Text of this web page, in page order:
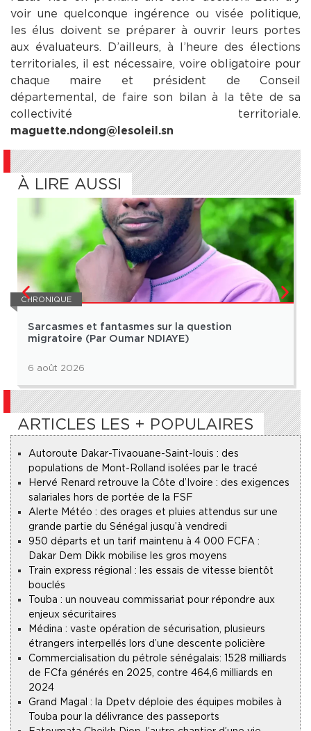
voir une quelconque ingérence ou visée politique,
les élus doivent se préparer à ouvrir leurs portes
aux évaluateurs. D’ailleurs, à l’heure des élections
territoriales, il est nécessaire, voire obligatoire pour
chaque maire et président de Conseil
départemental, de faire son bilan à la tête de sa
collectivité territoriale.
maguette.ndong@lesoleil.sn
À LIRE AUSSI
CHRONIQUE
Sarcasmes et fantasmes sur la question
migratoire (Par Oumar NDIAYE)
6 août 2026
ARTICLES LES + POPULAIRES
Autoroute Dakar-Tivaouane-Saint-louis : des
populations de Mont-Rolland isolées par le tracé
Hervé Renard retrouve la Côte d’Ivoire : des exigences
salariales hors de portée de la FSF
Alerte Météo : des orages et pluies attendus sur une
grande partie du Sénégal jusqu’à vendredi
950 départs et un tarif maintenu à 4 000 FCFA :
Dakar Dem Dikk mobilise les gros moyens
Train express régional : les essais de vitesse bientôt
bouclés
Touba : un nouveau commissariat pour répondre aux
enjeux sécuritaires
Médina : vaste opération de sécurisation, plusieurs
étrangers interpellés lors d’une descente policière
Commercialisation du pétrole sénégalais : 1528 milliards
de FCfa générés en 2025, contre 464,6 milliards en
2024
Grand Magal : la Dpetv déploie des équipes mobiles à
Touba pour la délivrance des passeports